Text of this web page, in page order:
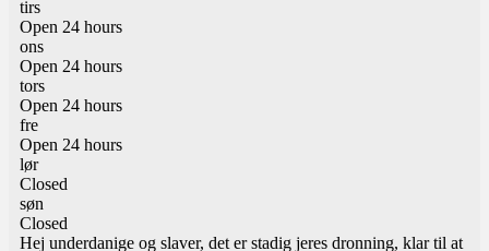
tirs
Open 24 hours
ons
Open 24 hours
tors
Open 24 hours
fre
Open 24 hours
lør
Closed
søn
Closed
Hej underdanige og slaver, det er stadig jeres dronning, klar til at